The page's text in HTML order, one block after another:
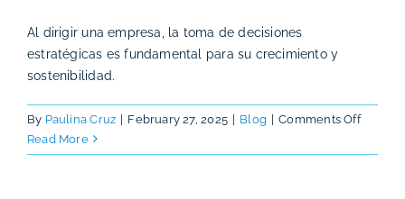
Al dirigir una empresa, la toma de decisiones
estratégicas es fundamental para su crecimiento y
sostenibilidad.
By Paulina Cruz | February 27, 2025 | Blog | Comments Offon
Read More